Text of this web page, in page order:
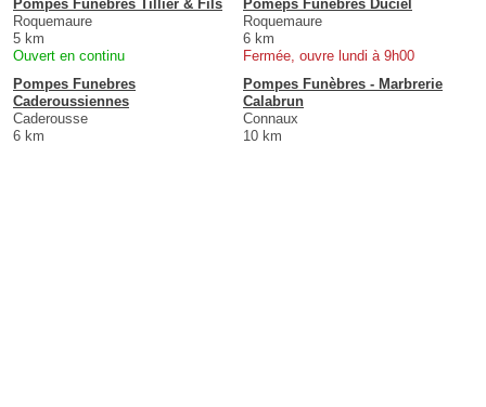
Pompes Funebres Tillier & Fils
Roquemaure
5 km
Ouvert en continu
Pomeps Funebres Duciel
Roquemaure
6 km
Fermée, ouvre lundi à 9h00
Pompes Funebres
Caderoussiennes
Caderousse
6 km
Pompes Funèbres - Marbrerie
Calabrun
Connaux
10 km